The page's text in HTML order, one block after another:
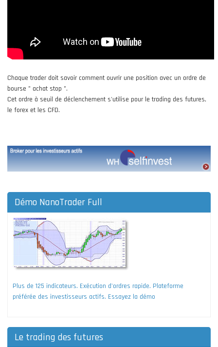
Chaque trader doit savoir comment ouvrir une position avec un ordre de
bourse " achat stop ".
Cet ordre à seuil de déclenchement s'utilise pour le trading des futures,
le forex et les CFD.
Démo NanoTrader Full
Plus de 125 indicateurs. Exécution d'ordres rapide. Plateforme
préférée des investisseurs actifs. Essayez la démo
Le trading des futures